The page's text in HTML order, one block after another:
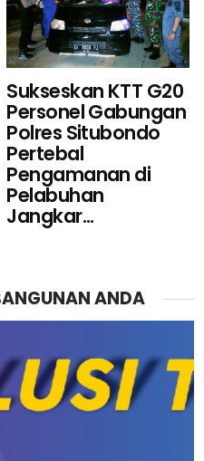
Sukseskan KTT G20
Personel Gabungan
Polres Situbondo
Pertebal
Pengamanan di
Pelabuhan
Jangkar...
ANDA